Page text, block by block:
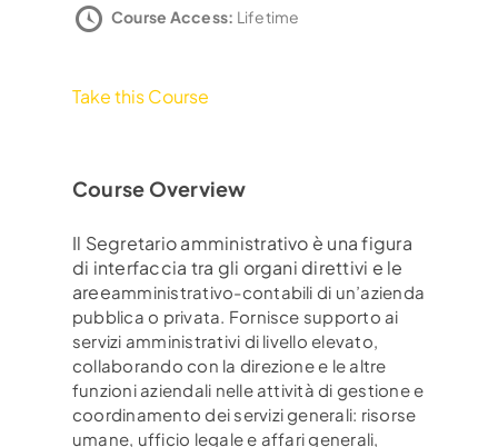
Course Access: Lifetime
Take this Course
Course Overview
Il Segretario amministrativo è una figura
di interfaccia tra gli organi direttivi e le
areeamministrativo-contabili di un’azienda
pubblica o privata. Fornisce supporto ai
servizi amministrativi di livello elevato,
collaborando con la direzione e le altre
funzioni aziendali nelle attività di gestione e
coordinamento dei servizi generali: risorse
umane, ufficio legale e affarigenerali,